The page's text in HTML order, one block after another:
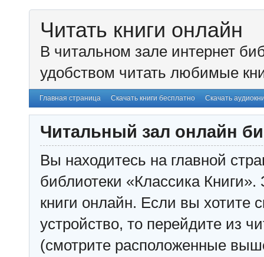
Читать книги онлайн
В читальном зале интернет
удобством читать любимые
Главная страница Скачать книги бесплатно Скачать
Читальный зал онлайн
Вы находитесь на главной
библиотеки «Классика
книги онлайн. Если вы хотите
устройство, то перейдите из
(смотрите расположенные